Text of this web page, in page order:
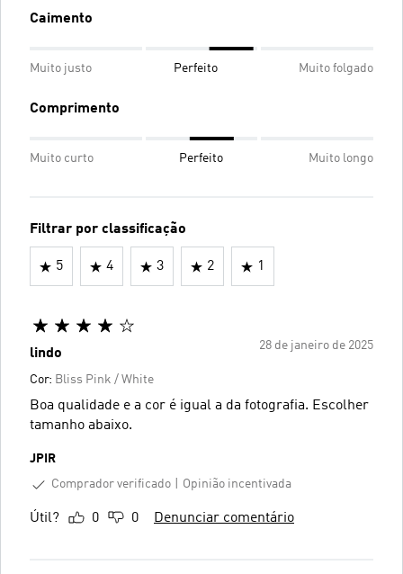
Caimento
Muito justo Perfeito Muito folgado
Comprimento
Muito curto Perfeito Muito longo
Filtrar por classificação
5 4 3 2 1
28 de janeiro de 2025
lindo
Cor: Bliss Pink / White
Boa qualidade e a cor é igual a da fotografia. Escolher
tamanho abaixo.
JPIR
Comprador verificado
Opinião incentivada
Útil? 0 0 Denunciar comentário